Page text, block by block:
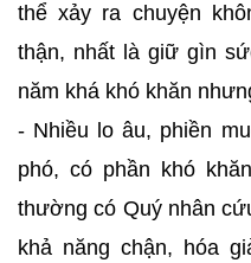
thể xảy ra chuyện
thận, nhất là giữ gìn
năm khá khó khăn
- Nhiều lo âu, phiền
phó, có phần khó
thường có Quý nhân
khả năng chận, hóa